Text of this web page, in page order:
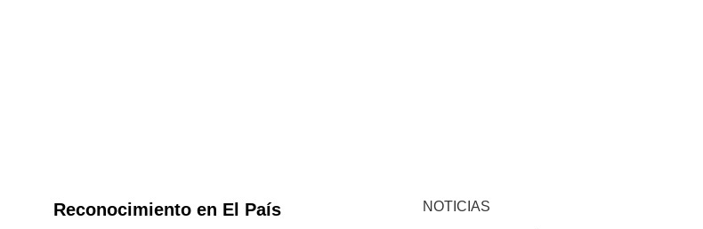
Reconocimiento en El País NOTICIAS